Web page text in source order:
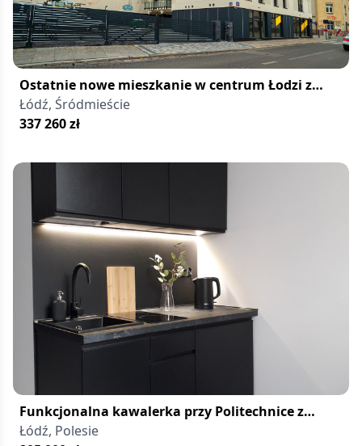
Ostatnie nowe mieszkanie w centrum Łodzi z
tarasem na dachu
Łódź, Śródmieście
337 260zł
Funkcjonalna kawalerka przy Politechnice z
parkingiem
Łódź, Polesie